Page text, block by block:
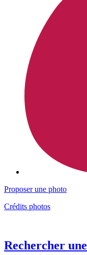
Proposer une photo
Crédits photos
Rechercher une